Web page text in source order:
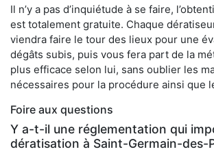
Il n’y a pas d’inquiétude à se faire,
est totalement gratuite. Chaque
viendra faire le tour des lieux pour une
dégâts subis, puis vous fera part de la
plus efficace selon lui, sans oublier les
nécessaires pour la procédure ainsi que
Foire aux questions
Y a-t-il une réglementation qui
dératisation à Saint-Germain-des-